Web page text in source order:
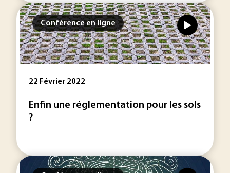
Conférence en ligne
22 Février 2022
Enfin une réglementation pour les sols
?